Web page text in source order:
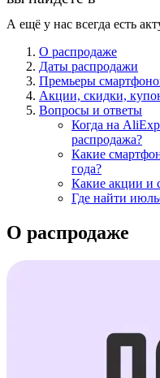
А ещё у нас всегда есть
О распродаже
Даты распродажи
Премьеры
Акции, скидки,
Вопросы и ответы
Когда на
распродажа?
Какие
года?
Какие акции и
Где найти
О распродаже